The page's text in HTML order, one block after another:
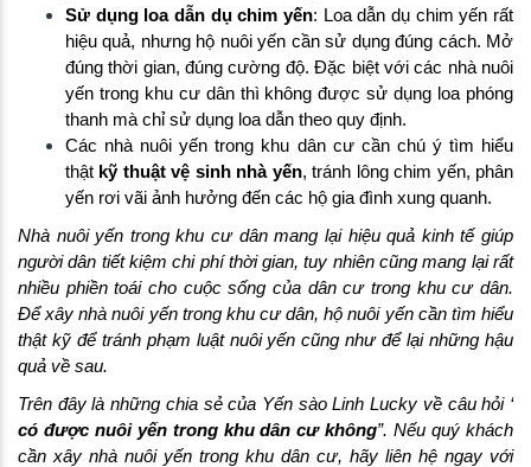
Sử dụng loa dẫn dụ chim yến: Loa dẫn dụ chim yến rất
hiệu quả, nhưng hộ nuôi yến cần sử dụng đúng cách. Mở
đúng thời gian, đúng cường độ. Đặc biệt với các nhà nuôi
yến trong khu cư dân thì không được sử dụng loa phóng
thanh mà chỉ sử dụng loa dẫn theo quy định.
Các nhà nuôi yến trong khu dân cư cần chú ý tìm hiểu
thật kỹ thuật vệ sinh nhà yến, tránh lông chim yến, phân
yến rơi vãi ảnh hưởng đến các hộ gia đình xung quanh.
Nhà nuôi yến trong khu cư dân mang lại hiệu quả kinh tế giúp
người dân tiết kiệm chi phí thời gian, tuy nhiên cũng mang lại rất
nhiều phiền toái cho cuộc sống của dân cư trong khu cư dân.
Để xây nhà nuôi yến trong khu cư dân, hộ nuôi yến cần tìm hiểu
thật kỹ để tránh phạm luật nuôi yến cũng như để lại những hậu
quả về sau.
Trên đây là những chia sẻ của Yến sào Linh Lucky về câu hỏi ‘
có được nuôi yến trong khu dân cư không”. Nếu quý khách
cần xây nhà nuôi yến trong khu dân cư, hãy liên hệ ngay với